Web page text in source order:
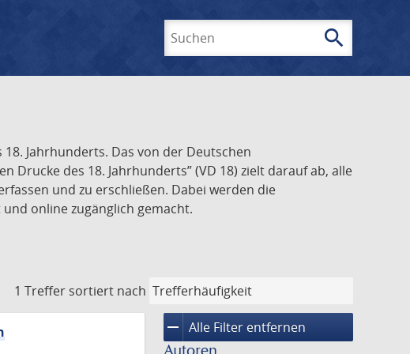
search
Jahrhunderts. Das von der Deutschen
des 18. Jahrhunderts” (VD 18) zielt darauf ab, alle
und zu erschließen. Dabei werden die
online zugänglich gemacht.
1 Treffer sortiert nach
remove Alle Filter entfernen